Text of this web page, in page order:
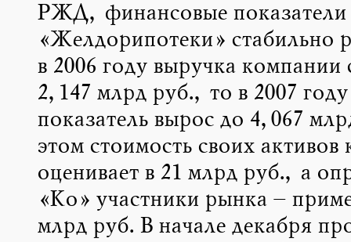
РЖД, финансовые показатели
«Желдорипотеки» стабильно
в 2006 году выручка компании
2,147 млрд руб., то в 2007 году
показатель вырос до 4,067
этом стоимость своих активов
оценивает в 21 млрд руб., а
«Ко» участники рынка –
млрд руб. В начале декабря